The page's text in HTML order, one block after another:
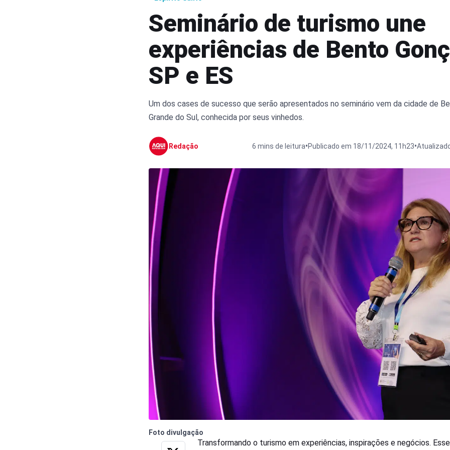
Seminário de turismo une
experiências de Bento
SP e ES
Um dos cases de sucesso que serão apresentados no seminário vem da cidade de
Grande do Sul, conhecida por seus vinhedos.
Redação 6 mins de leitura•Publicado em 18/11/2024, 11h23•
Foto divulgação
Transformando o turismo em experiências, inspirações e negócios.